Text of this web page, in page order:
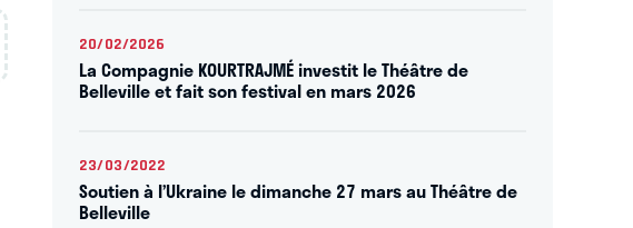
20/02/2026
La Compagnie KOURTRAJMÉ investit le Théâtre de
Belleville et fait son festival en mars 2026
23/03/2022
Soutien à l’Ukraine le dimanche 27 mars au Théâtre de
Belleville